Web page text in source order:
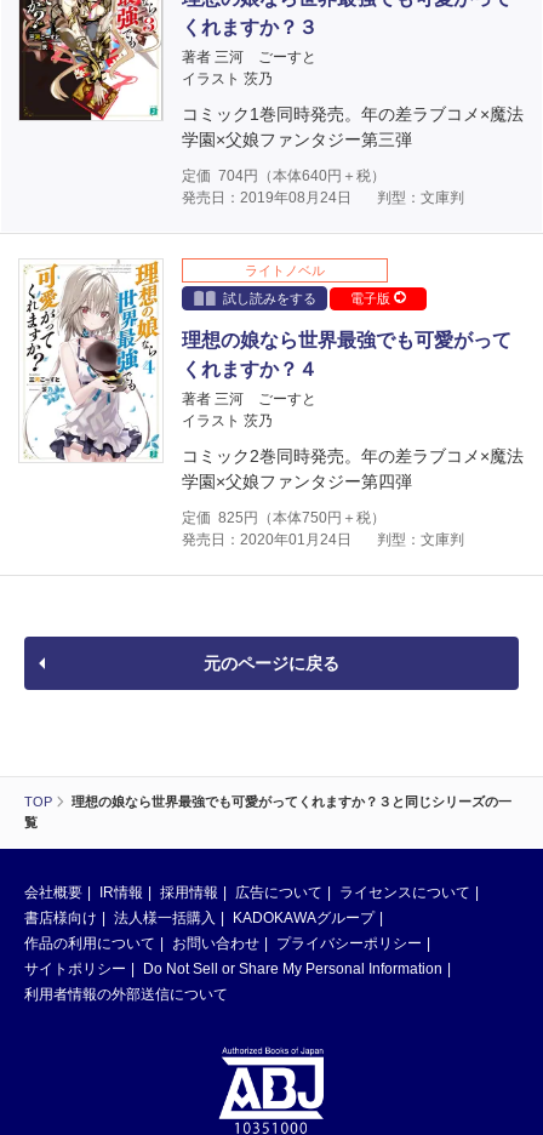
TOP
理想の娘なら世界最強でも可愛がってくれますか？３と同じシリーズの一
覧
くれますか？３
著者 三河 ごーすと
イラスト 茨乃
コミック1巻同時発売。年の差ラブコメ×魔法
学園×父娘ファンタジー第三弾
定価 704円（本体640円＋税）
発売日：2019年08月24日
判型：文庫判
ライトノベル
試し読みをする
電子版
理想の娘なら世界最強でも可愛がって
くれますか？４
著者 三河 ごーすと
イラスト 茨乃
コミック2巻同時発売。年の差ラブコメ×魔法
学園×父娘ファンタジー第四弾
定価 825 円（本体750円＋税）
発売日：2020年01月24日
判型：文庫判
元のページに戻る
会社概要 IR情報 採用情報 広告について
ライセンスについて
書店様向け
法人様一括購入
KADOKAWAグループ
作品の利用について
お問い合わせ
プライバシーポリシー
サイトポリシー
Do Not Sell or Share My Personal Information
利用者情報の外部送信について